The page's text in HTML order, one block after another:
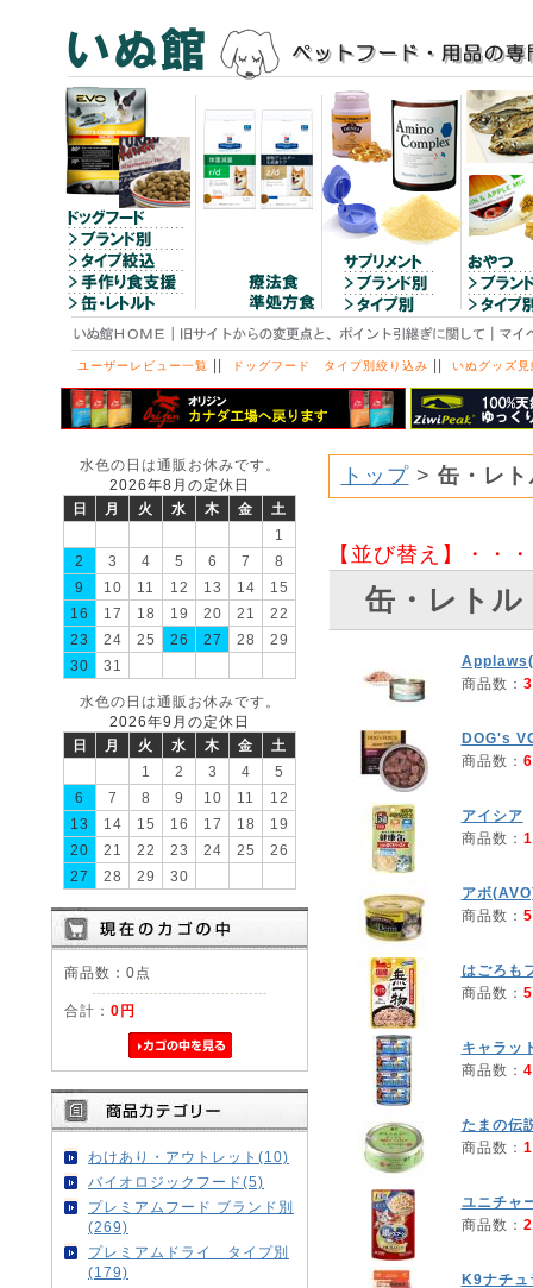
ユーザーレビュー一覧 || ドッグフード タイプ別絞り込み || いぬグッズ見
水色の日は通販お休みです。
2026年8月の定休日
日
月 火 水 木 金
土
1
2
3 4 5 6 7
8
9
10 11 12 13 14
15
16
17 18 19 20 21
22
23
24 25 26 27 28
29
30
31
水色の日は通販お休みです。
2026年9月の定休日
日
月 火 水 木 金
土
1
2 3 4
5
6
7 8 9 10 11
12
13
14 15 16 17 18
19
20
21 22 23 24 25
26
27
28 29 30
商品数：0点
合計： 0円
わけあり・アウトレット(10)
バイオロジックフード(5)
プレミアムフード ブランド別
(269)
プレミアムドライ タイプ別
(179)
トップ> 缶・レト
【並び替え】・・・
缶・レトル
Applaws(
商品数： 3
DOG's
商品数： 6
アイシア
商品数：
アボ
商品数： 5
はごろも
商品数： 5
キャラッ
商品数： 4
たまの伝
商品数：
ユニチャ
商品数： 2
K9ナチュ